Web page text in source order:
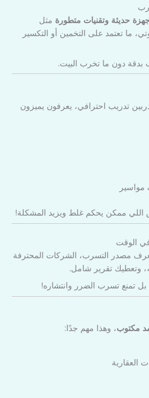
حديثة وتقنيات متطورة مثل
ما تعتمد على التخمين أو التكسير
بدقة دون ما تخرب البيت.
تدريب احترافي، يعرفون يميزون
ممكن يحكم غلط ويزيد المشكلة!
مصدر التسرب، الشركات المحترفة
، وتعطيك تقرير شامل.
تمنع تسرب الضرر وانتشاره!
مكتوب، وهذا مهم جدًا:
العقارية